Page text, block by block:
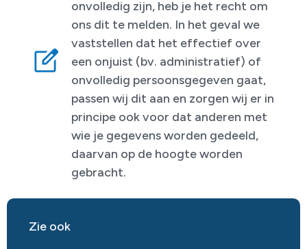
onvolledig zijn, heb je het recht om
ons dit te melden. In het geval we
vaststellen dat het effectief over
een onjuist (bv. administratief) of
onvolledig persoonsgegeven gaat,
passen wij dit aan en zorgen wij er in
principe ook voor dat anderen met
wie je gegevens worden gedeeld,
daarvan op de hoogte worden
gebracht.
Zie ook